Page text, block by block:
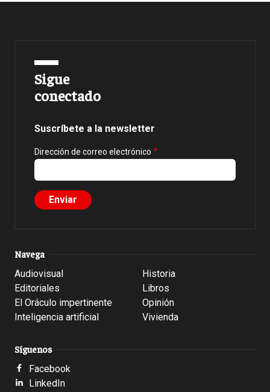
Sigue
conectado
Suscríbete a la newsletter
Dirección de correo electrónico
Navega
Audiovisual
Editoriales
El Oráculo impertinente
Inteligencia artificial
Historia
Libros
Opinión
Vivienda
Síguenos
Facebook
LinkedIn